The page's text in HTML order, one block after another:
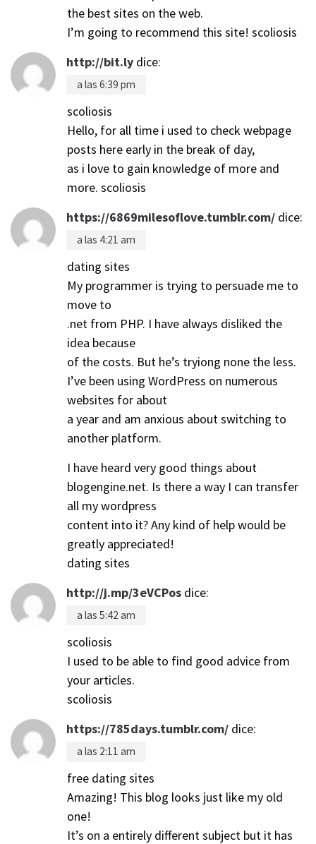
the best sites on the web.
I’m going to recommend this site! scoliosis
http://bit.ly dice:
a las 6:39 pm
scoliosis
Hello, for all time i used to check webpage
posts here early in the break of day,
as i love to gain knowledge of more and
more. scoliosis
https://6869milesoflove.tumblr.com/ dice:
a las 4:21 am
dating sites
My programmer is trying to persuade me to
move to
.net from PHP. I have always disliked the
idea because
of the costs. But he’s tryiong none the less.
I’ve been using WordPress on numerous
websites for about
a year and am anxious about switching to
another platform.
I have heard very good things about
blogengine.net. Is there a way I can transfer
all my wordpress
content into it? Any kind of help would be
greatly appreciated!
dating sites
http://j.mp/3eVCPos dice:
a las 5:42 am
scoliosis
I used to be able to find good advice from
your articles.
scoliosis
https://785days.tumblr.com/ dice:
a las 2:11 am
free dating sites
Amazing! This blog looks just like my old
one!
It’s on a entirely different subject but it has